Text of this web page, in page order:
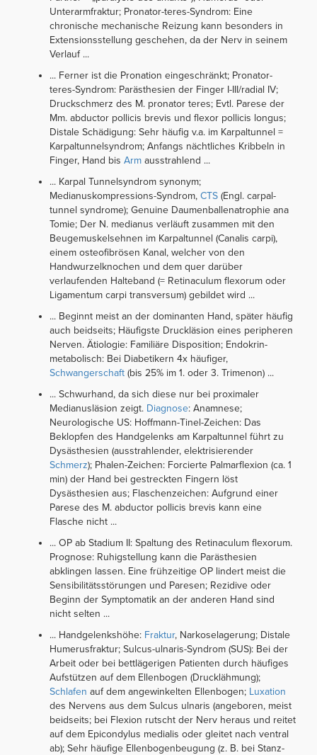
Unterarmfraktur; Pronator-teres-Syndrom: Eine
chronische mechanische Reizung kann besonders in
Extensionsstellung geschehen, da der Nerv in seinem
Verlauf ...
... Ferner ist die Pronation eingeschränkt; Pronator-
teres-Syndrom: Parästhesien der Finger I-III/radial IV;
Druckschmerz des M. pronator teres; Evtl. Parese der
Mm. abductor pollicis brevis und flexor pollicis longus;
Distale Schädigung: Sehr häufig v.a. im Karpaltunnel =
Karpaltunnelsyndrom; Anfangs nächtliches Kribbeln in
Finger, Hand bis Arm ausstrahlend ...
... Karpal Tunnelsyndrom synonym;
Medianuskompressions-Syndrom, CTS (Engl. carpal-
tunnel syndrome); Genuine Daumenballenatrophie ana
Tomie; Der N. medianus verläuft zusammen mit den
Beugemuskelsehnen im Karpaltunnel (Canalis carpi),
einem osteofibrösen Kanal, welcher von den
Handwurzelknochen und dem quer darüber
verlaufenden Halteband (= Retinaculum flexorum oder
Ligamentum carpi transversum) gebildet wird ...
... Beginnt meist an der dominanten Hand, später häufig
auch beidseits; Häufigste Druckläsion eines peripheren
Nerven. Ätiologie: Familiäre Disposition; Endokrin-
metabolisch: Bei Diabetikern 4x häufiger,
Schwangerschaft (bis 25% im 1. oder 3. Trimenon) ...
... Schwurhand, da sich diese nur bei proximaler
Medianusläsion zeigt. Diagnose: Anamnese;
Neurologische US: Hoffmann-Tinel-Zeichen: Das
Beklopfen des Handgelenks am Karpaltunnel führt zu
Dysästhesien (ausstrahlender, elektrisierender
Schmerz); Phalen-Zeichen: Forcierte Palmarflexion (ca. 1
min) der Hand bei gestreckten Fingern löst
Dysästhesien aus; Flaschenzeichen: Aufgrund einer
Parese des M. abductor pollicis brevis kann eine
Flasche nicht ...
... OP ab Stadium II: Spaltung des Retinaculum flexorum.
Prognose: Ruhigstellung kann die Parästhesien
abklingen lassen. Eine frühzeitige OP lindert meist die
Sensibilitätsstörungen und Paresen; Rezidive oder
Beginn der Symptomatik an der anderen Hand sind
nicht selten ...
... Handgelenkshöhe: Fraktur, Narkoselagerung; Distale
Humerusfraktur; Sulcus-ulnaris-Syndrom (SUS): Bei der
Arbeit oder bei bettlägerigen Patienten durch häufiges
Aufstützen auf dem Ellenbogen (Drucklähmung);
Schlafen auf dem angewinkelten Ellenbogen; Luxation
des Nervens aus dem Sulcus ulnaris (angeboren, meist
beidseits; bei Flexion rutscht der Nerv heraus und reitet
auf dem Epicondylus medialis oder gleitet nach ventral
ab); Sehr häufige Ellenbogenbeugung (z. B. bei Stanz-